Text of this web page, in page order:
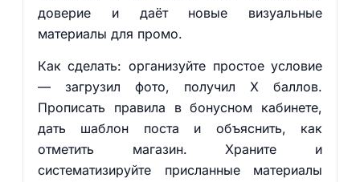
доверие и даёт новые визуальные
материалы для промо.
Как сделать: организуйте простое условие
— загрузил фото, получил X баллов.
Прописать правила в бонусном кабинете,
дать шаблон поста и объяснить, как
отметить магазин. Храните и
систематизируйте присланные материалы